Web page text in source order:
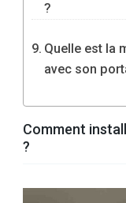
?
Quelle est la
avec son
Comment
?